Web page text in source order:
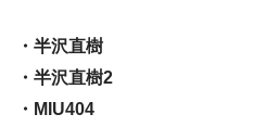
・半沢直樹
・半沢直樹2
・MIU404